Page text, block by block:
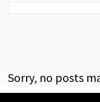
Sorry, no posts